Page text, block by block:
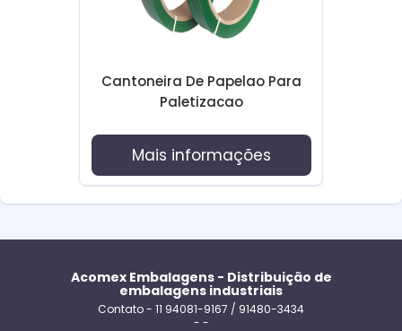
Cantoneira De Papelao Para
Paletizacao
Mais informações
Acomex Embalagens - Distribuição de
embalagens industriais
Contato - 11 94081-9167 / 91480-3434
- -